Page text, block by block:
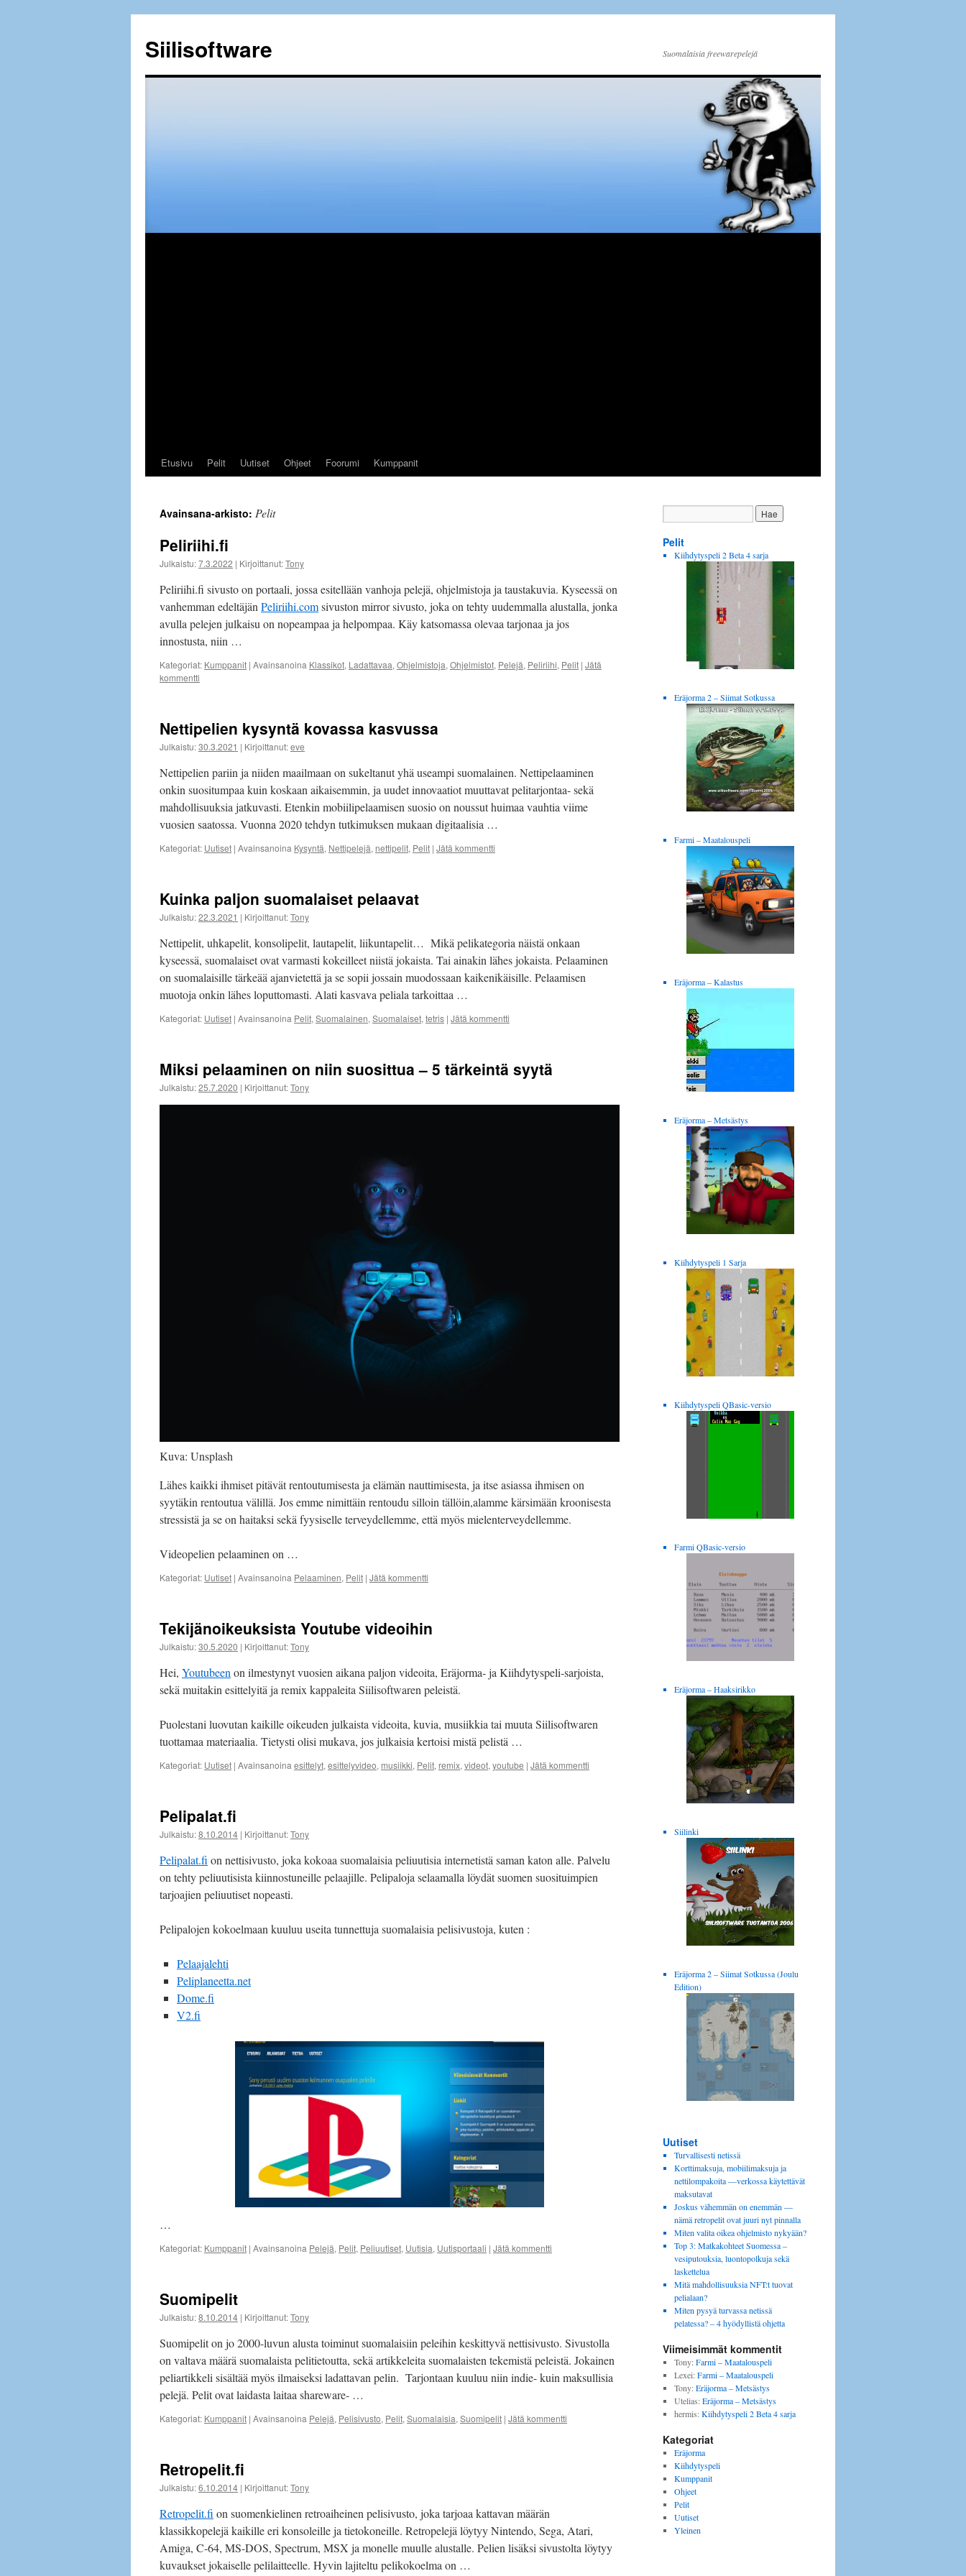
Siilisoftware Suomalaisia freewarepelejä
Etusivu Pelit Uutiset Ohjeet Foorumi Kumppanit
Avainsana-arkisto: Pelit
Peliriihi.fi
Julkaistu:7.3.2022 | Kirjoittanut:Tony
Peliriihi.fi sivusto on portaali, jossa esitellään vanhoja pelejä, ohjelmistoja ja taustakuvia. Kyseessä on
vanhemman edeltäjän Peliriihi.comsivuston mirror sivusto, joka on tehty uudemmalla alustalla, jonka
avulla pelejen julkaisu on nopeampaa ja helpompaa. Käy katsomassa olevaa tarjonaa ja jos
innostusta, niin …
Kategoriat: Kumppanit | Avainsanoina Klassikot, Ladattavaa, Ohjelmistoja, Ohjelmistot, Pelejä, Peliriihi, Pelit | Jätä
kommentti
Nettipelien kysyntä kovassa kasvussa
Julkaistu:30.3.2021 | Kirjoittanut:eve
Nettipelien pariin ja niiden maailmaan on sukeltanut yhä useampi suomalainen. Nettipelaaminen
onkin suositumpaa kuin koskaan aikaisemmin, ja uudet innovaatiot muuttavat pelitarjontaa- sekä
mahdollisuuksia jatkuvasti. Etenkin mobiilipelaamisen suosio on noussut huimaa vauhtia viime
vuosien saatossa. Vuonna 2020 tehdyn tutkimuksen mukaan digitaalisia …
Kategoriat: Uutiset | Avainsanoina Kysyntä, Nettipelejä, nettipelit, Pelit | Jätä kommentti
Kuinka paljon suomalaiset pelaavat
Julkaistu:22.3.2021 | Kirjoittanut:Tony
Nettipelit, uhkapelit, konsolipelit, lautapelit, liikuntapelit… Mikä pelikategoria näistä onkaan
kyseessä, suomalaiset ovat varmasti kokeilleet niistä jokaista. Tai ainakin lähes jokaista. Pelaaminen
on suomalaisille tärkeää ajanvietettä ja se sopii jossain muodossaan kaikenikäisille. Pelaamisen
muotoja onkin lähes loputtomasti. Alati kasvava peliala tarkoittaa …
Kategoriat: Uutiset | Avainsanoina Pelit, Suomalainen, Suomalaiset, tetris | Jätä kommentti
Miksi pelaaminen on niin suosittua – 5 tärkeintä syytä
Julkaistu:25.7.2020 | Kirjoittanut:Tony
Kuva: Unsplash
Lähes kaikki ihmiset pitävät rentoutumisesta ja elämän nauttimisesta, ja itse asiassa ihmisen on
syytäkin rentoutua välillä. Jos emme nimittäin rentoudu silloin tällöin,alamme kärsimään kroonisesta
stressistä ja se on haitaksi sekä fyysiselle terveydellemme, että myös mielenterveydellemme.
Videopelien pelaaminen on …
Kategoriat: Uutiset | Avainsanoina Pelaaminen, Pelit | Jätä kommentti
Tekijänoikeuksista Youtube videoihin
Julkaistu:30.5.2020 | Kirjoittanut:Tony
Hei, Youtubeenon ilmestynyt vuosien aikana paljon videoita, Eräjorma- ja Kiihdytyspeli-sarjoista,
sekä muitakin esittelyitä ja remix kappaleita Siilisoftwaren peleistä.
Puolestani luovutan kaikille oikeuden julkaista videoita, kuvia, musiikkia tai muuta Siilisoftwaren
tuottamaa materiaalia. Tietysti olisi mukava, jos julkaisia kertoisi mistä pelistä …
Kategoriat: Uutiset | Avainsanoinaesittelyt,esittelyvideo, musiikki, Pelit, remix,videot,youtube | Jätä kommentti
Pelipalat.fi
Julkaistu:8.10.2014 | Kirjoittanut:Tony
Pelipalat.fion nettisivusto, joka kokoaa suomalaisia peliuutisia internetistä saman katon alle. Palvelu
on tehty peliuutisista kiinnostuneille pelaajille. Pelipaloja selaamalla löydät suomen suosituimpien
tarjoajien peliuutiset nopeasti.
Pelipalojen kokoelmaan kuuluu useita tunnettuja suomalaisia pelisivustoja, kuten :
Pelaajalehti
Peliplaneetta.net
Dome.fi
V2.fi
…
Kategoriat: Kumppanit | Avainsanoina Pelejä, Pelit, Peliuutiset, Uutisia, Uutisportaali | Jätä kommentti
Suomipelit
Julkaistu:8.10.2014 | Kirjoittanut:Tony
Suomipelit on jo 2000-luvun alusta toiminut suomalaisiin peleihin keskittyvä nettisivusto. Sivustolla
on valtava määrä suomalaista pelitietoutta, sekä artikkeleita suomalaisten tekemistä peleistä. Jokainen
peliartikkeli sisältää myös ilmaiseksi ladattavan pelin. Tarjontaan kuuluu niin indie- kuin maksullisia
pelejä. Pelit ovat laidasta laitaa shareware- …
Kategoriat: Kumppanit | Avainsanoina Pelejä, Pelisivusto, Pelit,Suomalaisia,Suomipelit | Jätä kommentti
Retropelit.fi
Julkaistu:6.10.2014 | Kirjoittanut:Tony
Retropelit.fion suomenkielinen retroaiheinen pelisivusto, joka tarjoaa kattavan määrän
klassikkopelejä kaikille eri konsoleille ja tietokoneille. Retropelejä löytyy Nintendo, Sega, Atari,
Amiga, C-64, MS-DOS, Spectrum, MSX ja monelle muulle alustalle. Pelien lisäksi sivustolta löytyy
kuvaukset jokaiselle pelilaitteelle. Hyvin lajiteltu pelikokoelma on …
Pelit
Kiihdytyspeli 2 Beta 4 sarja
Eräjorma 2 – Siimat Sotkussa
Farmi – Maatalouspeli
Eräjorma – Kalastus
Eräjorma – Metsästys
Kiihdytyspeli 1 Sarja
Kiihdytyspeli QBasic-versio
Farmi QBasic-versio
Eräjorma – Haaksirikko
Siilinki
Eräjorma 2 – Siimat Sotkussa (Joulu
Edition)
Uutiset
Turvallisesti netissä
Korttimaksuja, mobiilimaksuja ja
nettilompakoita —verkossa käytettävät
maksutavat
Joskus vähemmän on enemmän —
nämä retropelit ovat juuri nyt pinnalla
Miten valita oikea ohjelmisto nykyään?
Top 3: Matkakohteet Suomessa –
vesiputouksia, luontopolkuja sekä
laskettelua
Mitä mahdollisuuksia NFT:t tuovat
pelialaan?
Miten pysyä turvassa netissä
pelatessa? – 4 hyödyllistä ohjetta
Viimeisimmät kommentit
Tony:Farmi – Maatalouspeli
Lexei:Farmi – Maatalouspeli
Tony:Eräjorma – Metsästys
Utelias:Eräjorma – Metsästys
hermis:Kiihdytyspeli 2 Beta 4 sarja
Kategoriat
Eräjorma
Kiihdytyspeli
Kumppanit
Ohjeet
Pelit
Uutiset
Yleinen